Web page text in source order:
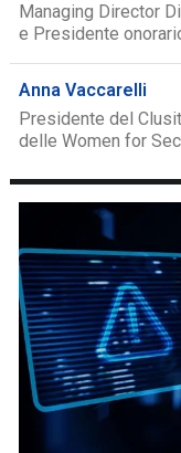
Managing Director
e Presidente
Anna Vaccarelli
Presidente del
delle Women for